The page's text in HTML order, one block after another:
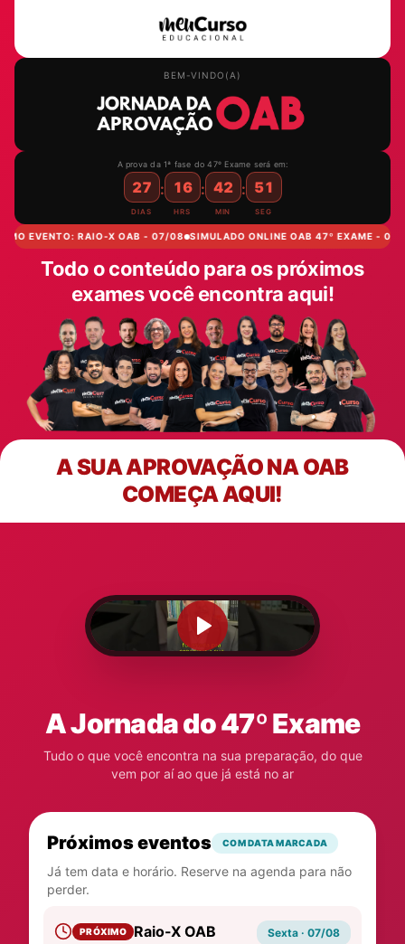
BEM-VINDO(A)
A prova da 1ª fase do 47º Exame será em:
27
DIAS
: 16
HRS
: 42
MIN
: 50
SEG
EVENTO: RAIO-X OAB - 07/08 SIMULADO ONLINE OAB 47º EXAME - 08/
Todo o conteúdo para os próximos
exames você encontra aqui!
A SUA APROVAÇÃO NA OAB
COMEÇA AQUI!
A Jornada do 47º Exame
Tudo o que você encontra na sua preparação, do que
vem por aí ao que já está no ar
Próximos eventos COM DATA MARCADA
Já tem data e horário. Reserve na agenda para não
perder.
PRÓXIMO Raio-X OAB Sexta · 07/08